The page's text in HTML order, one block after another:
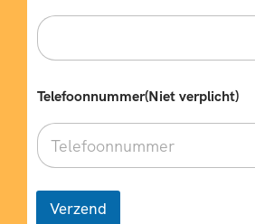
Telefoonnummer(Niet verplicht)
Verzend